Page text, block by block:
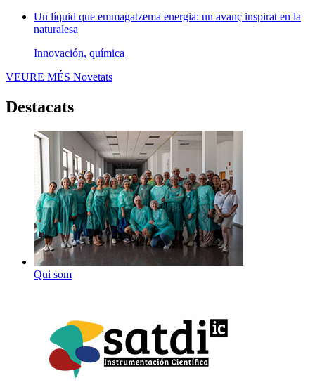
Un líquid que emmagatzema energia: un avanç inspirat en la
naturalesa
Innovación, química
VEURE MÉS Novetats
Destacats
Qui som